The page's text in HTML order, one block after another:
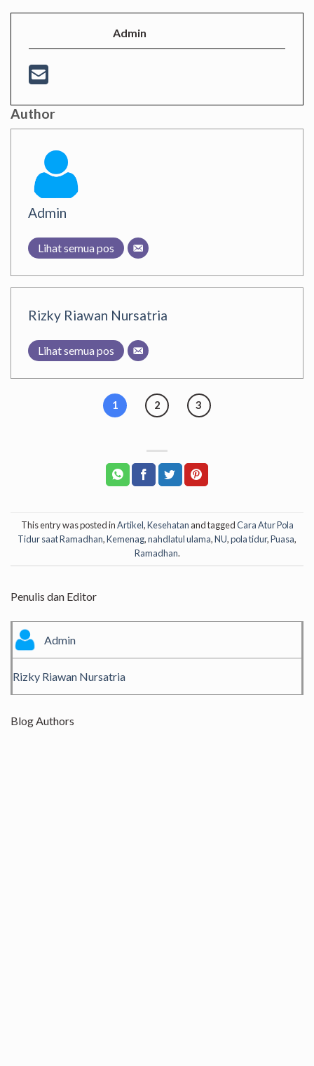
Admin
Author
Admin
Lihat semua pos
Rizky Riawan Nursatria
Lihat semua pos
1 2 3
This entry was posted inArtikel,Kesehatan and taggedCara Atur Pola
Tidur saat Ramadhan,Kemenag,nahdlatul ulama,NU,pola tidur,Puasa,
Ramadhan.
Penulis dan Editor
Admin
Rizky Riawan Nursatria
Blog Authors